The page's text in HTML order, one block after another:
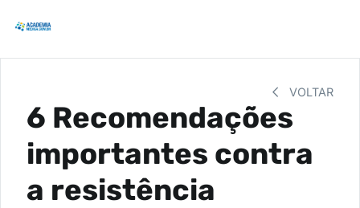
VOLTAR
6 Recomendações
importantes contra
a resistência